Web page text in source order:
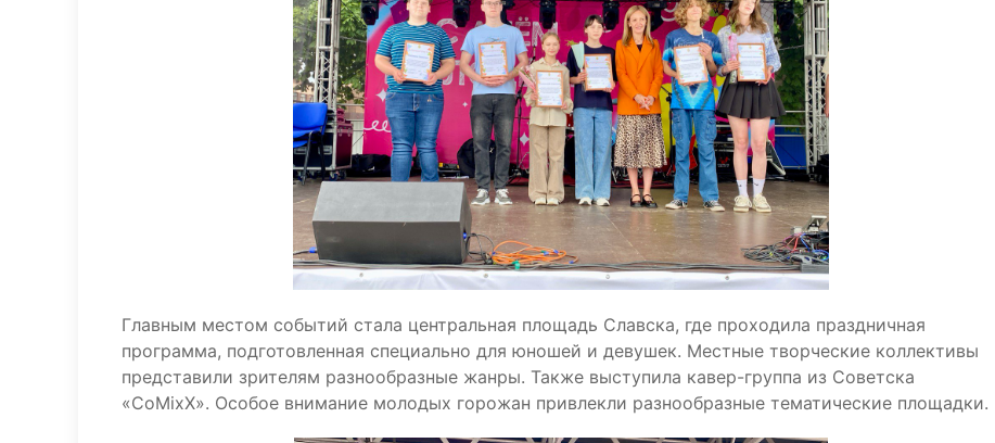
Главным местом событий стала центральная площадь Славска, где проходила праздничная
программа, подготовленная специально для юношей и девушек. Местные творческие коллективы
представили зрителям разнообразные жанры. Также выступила кавер-группа из Советска
«CoMixX». Особое внимание молодых горожан привлекли разнообразные тематические площадки.